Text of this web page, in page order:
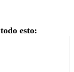
esto: